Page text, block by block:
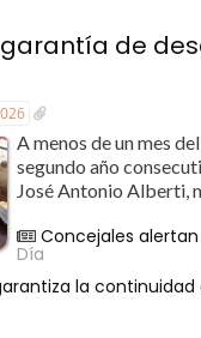
de
A menos de un mes
segundo año
José Antonio Alberti,
Concejales
Día
la